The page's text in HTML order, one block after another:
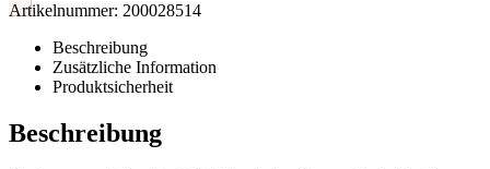
Artikelnummer: 200028514
Beschreibung
Zusätzliche Information
Produktsicherheit
Beschreibung